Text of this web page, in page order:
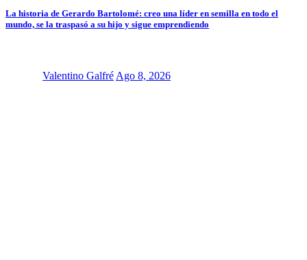
La historia de Gerardo Bartolomé: creo una líder en semilla en todo el
mundo, se la traspasó a su hijo y sigue emprendiendo
Valentino Galfré Ago 8, 2026